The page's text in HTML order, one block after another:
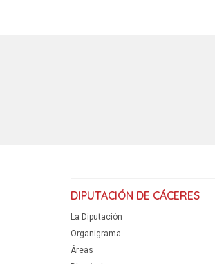
DIPUTACIÓN DE CÁCERES
La Diputación
Organigrama
Áreas